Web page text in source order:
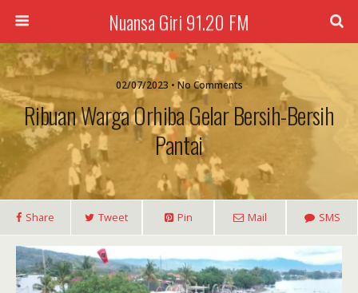
Nuansa Giri 91.20 FM
02/07/2023 • No Comments
Ribuan Warga Orhiba Gelar Bersih-Bersih
Pantai
Share Tweet Pin Mail SMS